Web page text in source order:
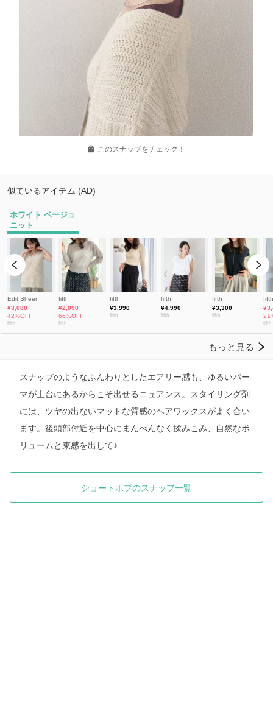
このスナップをチェック！
スナップのようなふんわりとしたエアリー感も、ゆるいパー
マが土台にあるからこそ出せるニュアンス。スタイリング剤
には、ツヤの出ないマットな質感のヘアワックスがよく合い
ます。後頭部付近を中心にまんべんなく揉みこみ、自然なボ
リュームと束感を出して♪
ショートボブのスナップ一覧